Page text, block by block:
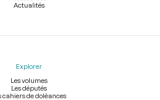
Actualités
Explorer
Les volumes
Les députés
cahiers de doléances